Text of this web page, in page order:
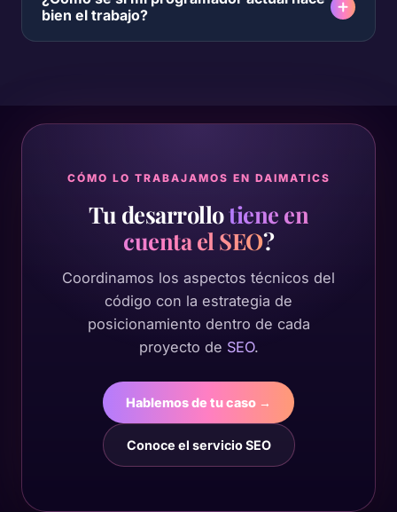
bien el trabajo?
CÓMO LO TRABAJAMOS EN DAIMATICS
Tu desarrollotiene en
cuenta el SEO?
Coordinamos los aspectos técnicos del
código con la estrategia de
posicionamiento dentro de cada
proyecto de SEO.
Hablemos de tu caso →
Conoce el servicio SEO